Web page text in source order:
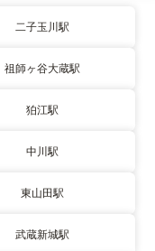
二子玉川駅
祖師ヶ谷大蔵駅
狛江駅
中川駅
東山田駅
武蔵新城駅